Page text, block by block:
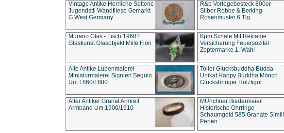
Vintage Antike Herrliche Seltene
Jugendstil Wandfliese Gemarkt
G West Germany
R&b Vorlegebesteck 800er
Silber Robbe & Berking
Rosenmuster 6 Tlg.
Murano Glas - Fisch 1960?
Glaskunst Glasobjekt Mille Fiori
Kpm Schale Mit Reklame
Versicherung Feuersozität
Zeptermarke 1. Wahl
Alte Antike Lupenmalerei
Miniaturmalerei Signiert Seguin
Um 1860/1880
Toller Glücksbuddha Budda
Unikat Happy Buddha Mönch
Glücksbringer Holzfigur
Alter Antiker Granat Armreif
Armband Um 1900/1910
MÜnchner Biedermeier
Historische Ohrringe
Schaumgold 585 Granate Simili
Perlen